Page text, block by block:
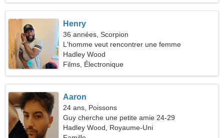
Henry
36 années, Scorpion
L'homme veut rencontrer une femme
Hadley Wood
Films, Électronique
Aaron
24 ans, Poissons
Guy cherche une petite amie 24-29
Hadley Wood, Royaume-Uni